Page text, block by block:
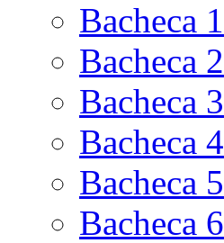
Bacheca 1
Bacheca 2
Bacheca 3
Bacheca 4
Bacheca 5
Bacheca 6